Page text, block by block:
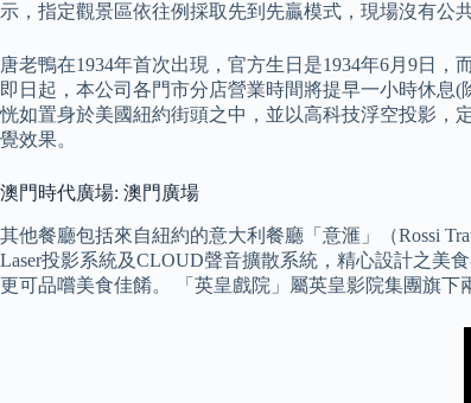
示，指定觀景區依往例採取先到先贏模式，現場沒有公
唐老鴨在1934年首次出現，官方生日是1934年6月9日
即日起，本公司各門市分店營業時間將提早一小時休息
恍如置身於美國紐約街頭之中，並以高科技浮空投影，
覺效果。
澳門時代廣場: 澳門廣場
其他餐廳包括來自紐約的意大利餐廳「意滙」（Rossi
Laser投影系統及CLOUD聲音擴散系統，精心設計之美
更可品嚐美食佳餚。 「英皇戲院」屬英皇影院集團旗下